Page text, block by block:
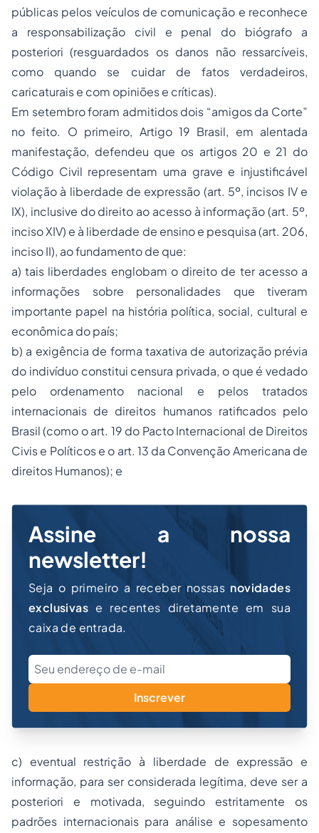
públicas pelos veículos de comunicação e reconhece
a responsabilização civil e penal do biógrafo a
posteriori (resguardados os danos não ressarcíveis,
como quando se cuidar de fatos verdadeiros,
caricaturais e com opiniões e críticas).
Em setembro foram admitidos dois “amigos da Corte”
no feito. O primeiro, Artigo 19 Brasil, em alentada
manifestação, defendeu que os artigos 20 e 21 do
Código Civil representam uma grave e injustificável
violação à liberdade de expressão (art. 5º, incisos IV e
IX), inclusive do direito ao acesso à informação (art. 5º,
inciso XIV) e à liberdade de ensino e pesquisa (art. 206,
inciso II), ao fundamento de que:
a) tais liberdades englobam o direito de ter acesso a
informações sobre personalidades que tiveram
importante papel na história política, social, cultural e
econômica do país;
b) a exigência de forma taxativa de autorização prévia
do indivíduo constitui censura privada, o que é vedado
pelo ordenamento nacional e pelos tratados
internacionais de direitos humanos ratificados pelo
Brasil (como o art. 19 do Pacto Internacional de Direitos
Civis e Políticos e o art. 13 da Convenção Americana de
direitos Humanos); e
Assine a nossa
newsletter!
Seja o primeiro a receber nossas novidades
exclusivas e recentes diretamente em sua
caixa de entrada.
Inscrever
c) eventual restrição à liberdade de expressão e
informação, para ser considerada legítima, deve ser a
posteriori e motivada, seguindo estritamente os
padrões internacionais para análise e sopesamento